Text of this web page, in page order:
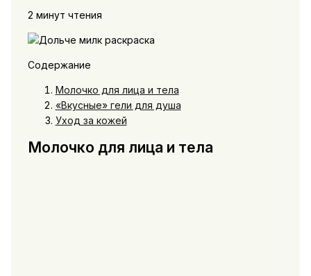
2 минут чтения
Содержание
Молочко для лица и тела
«Вкусные» гели для душа
Уход за кожей
Молочко для лица и тела